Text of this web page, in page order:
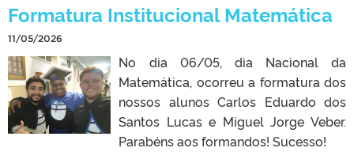
Formatura Institucional Matemática
11/05/2026
No dia 06/05, dia Nacional da
Matemática, ocorreu a formatura dos
nossos alunos Carlos Eduardo dos
Santos Lucas e Miguel Jorge Veber.
Parabéns aos formandos! Sucesso!